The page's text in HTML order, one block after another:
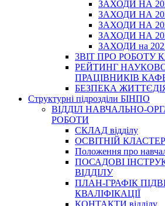
ЗАХОДИ НА
ЗАХОДИ НА
ЗАХОДИ НА
ЗАХОДИ НА
ЗАХОДИ на
3BIT ПРО РОБОТУ
РЕЙТИНГ
ПРАЦІВНИКІВ
БЕЗПЕКА
Структурні підрозділи БІНПО
ВІДДІЛ НАВЧАЛЬНО-
РОБОТИ
СКЛАД відділу
ОСВІТНІЙ
Положення про
ПОСАДОВІ
ВІДДІЛУ
ПЛАН-ГРАФІК
КВАЛІФІКАЦІЇ
КОНТАКТИ відділу